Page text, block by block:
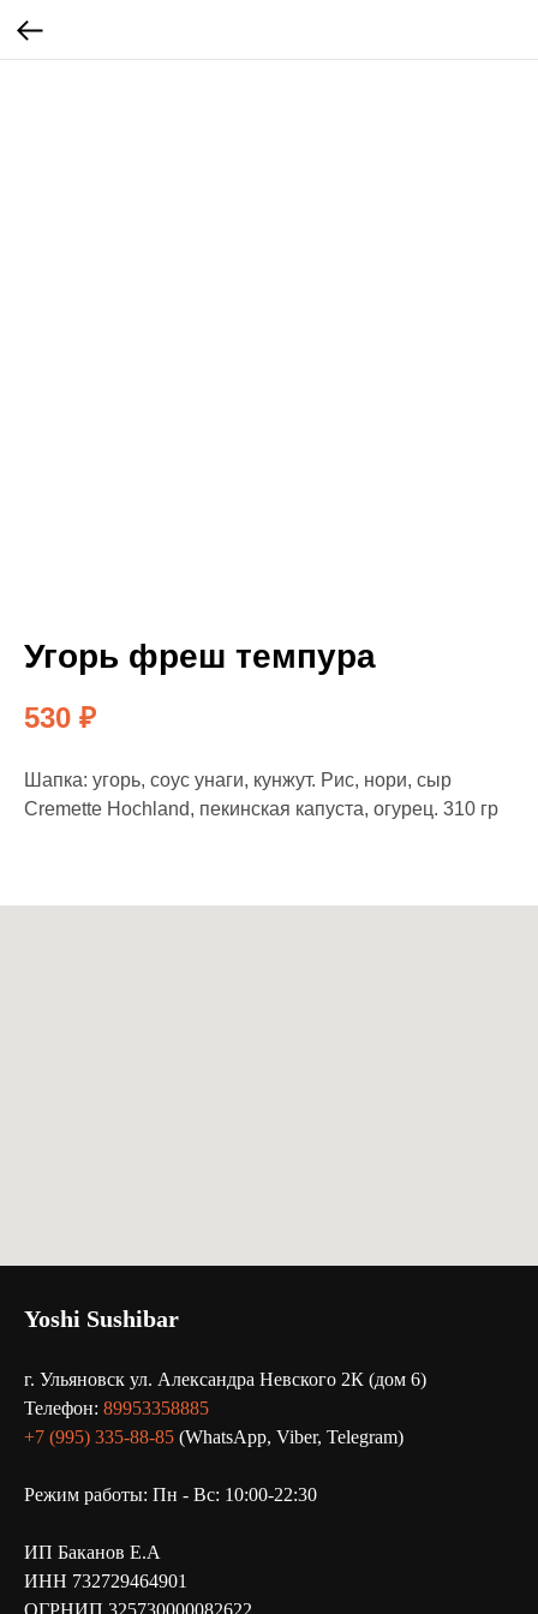
Угорь фреш темпура
530 ₽
Шапка: угорь, соус унаги, кунжут. Рис, нори, сыр
Cremette Hochland, пекинская капуста, огурец. 310 гр
Yoshi Sushibar
г. Ульяновск ул. Александра Невского 2К (дом 6)
Телефон: 89953358885
+7 (995) 335-88-85 (WhatsApp, Viber, Telegram)
Режим работы: Пн - Вс: 10:00-22:30
ИП Баканов Е.А
ИНН 732729464901
ОГРНИП 325730000082622